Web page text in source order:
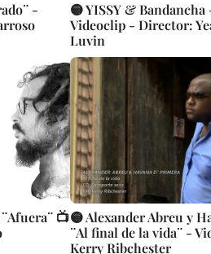
-
🟡 YISSY &
Videoclip - Director:
Luvin
📺🟡 Alexander Abreu y
¨Al final de la vida¨ -
Kerry Ribchester